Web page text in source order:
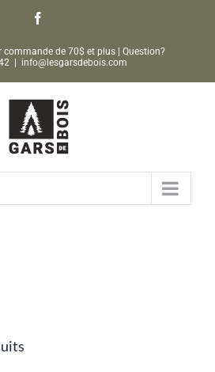
commande de 70$ et plus | Question?
info@lesgarsdebois.com